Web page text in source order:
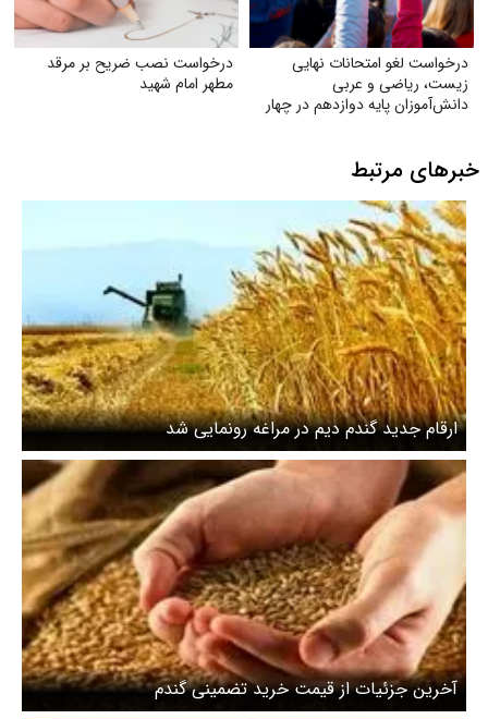
درخواست لغو امتحانات نهایی
زیست، ریاضی و عربی
دانش‌آموزان پایه دوازدهم در چهار
درخواست نصب ضریح بر مرقد
مطهر امام شهید
خبرهای مرتبط
ارقام جدید گندم دیم در مراغه رونمایی شد
آخرین جزئیات از قیمت خرید تضمینی گندم